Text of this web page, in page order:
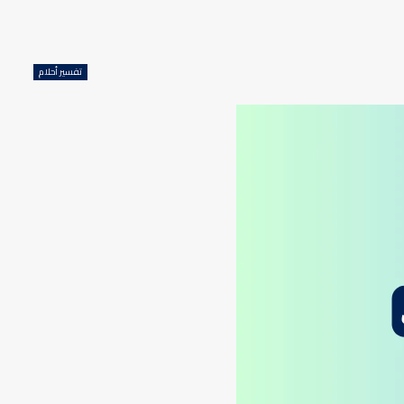
تفسير أحلام